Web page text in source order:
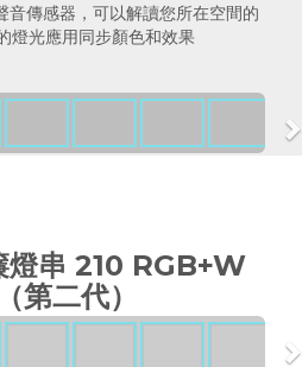
傳感器，可以解讀您所在空間的
燈光應用同步顏色和效果
串 210 RGB+W
第二代）